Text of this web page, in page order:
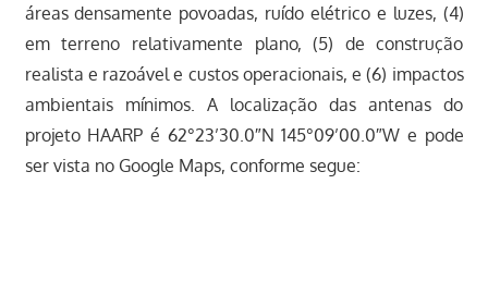
áreas densamente povoadas, ruído elétrico e luzes, (4)
em terreno relativamente plano, (5) de construção
realista e razoável e custos operacionais, e (6) impactos
ambientais mínimos. A localização das antenas do
projeto HAARP é 62°23’30.0″N 145°09’00.0″W e pode
ser vista no Google Maps, conforme segue: